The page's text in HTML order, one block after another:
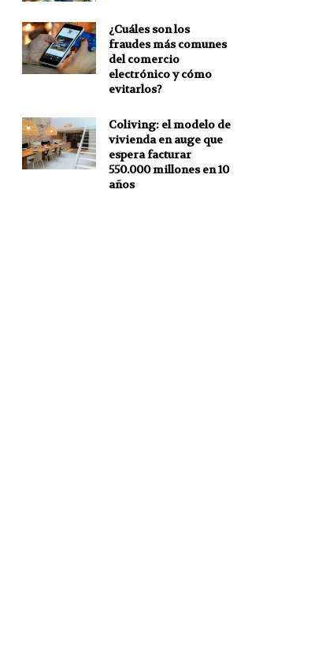
¿Cuáles son los
fraudes más comunes
del comercio
electrónico y cómo
evitarlos?
Coliving: el modelo de
vivienda en auge que
espera facturar
550.000 millones en 10
años